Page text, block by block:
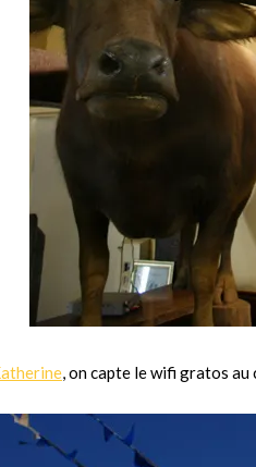
, on capte le wifi gratos au